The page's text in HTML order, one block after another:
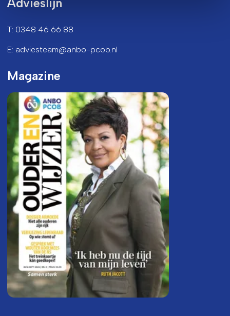
Advieslijn
T: 0348 46 66 88
E: adviesteam@anbo-pcob.nl
Magazine